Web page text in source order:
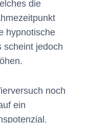
die
hypnotische
scheint jedoch
noch
ein